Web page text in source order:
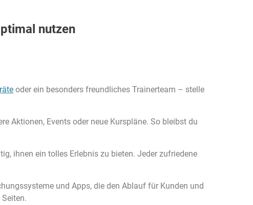
nutzen
oder ein besonders freundliches Trainerteam – stelle
Aktionen, Events oder neue Kurspläne. So bleibst du
ihnen ein tolles Erlebnis zu bieten. Jeder zufriedene
und Apps, die den Ablauf für Kunden und